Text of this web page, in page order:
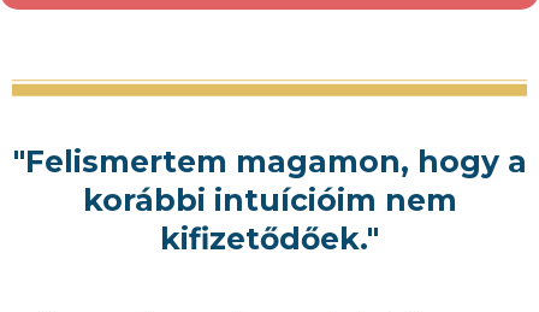
"Felismertem magamon, hogy a
korábbi intuícióim nem
kifizetődőek."